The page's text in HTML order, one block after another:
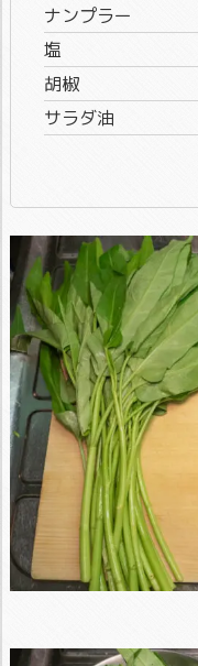
ナンプラー
塩
胡椒
サラダ油